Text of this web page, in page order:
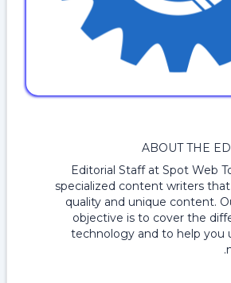
ABOUT THE
Editorial Staff at Spot Web
specialized content writers
quality and unique content.
objective is to cover the
technology and to help you